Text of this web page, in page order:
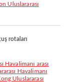
Uluslararası
rotaları
Havalimanı
Uluslararası